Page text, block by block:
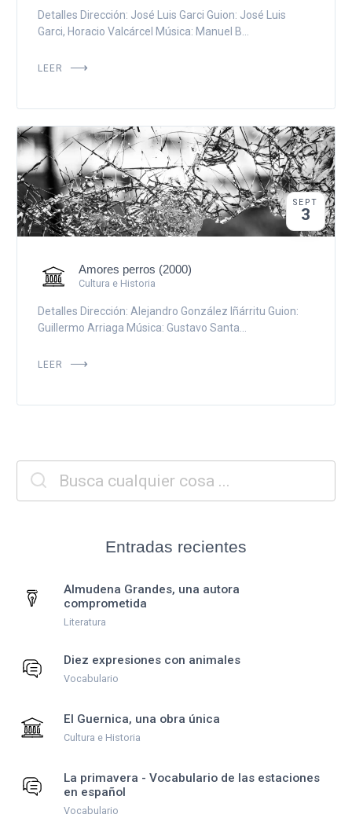
Detalles Dirección: José Luis Garci Guion: José Luis
Garci, Horacio Valcárcel Música: Manuel B...
LEER
SEPT
3
Amores perros (2000)
Cultura e Historia
Detalles Dirección: Alejandro González Iñárritu Guion:
Guillermo Arriaga Música: Gustavo Santa...
LEER
Entradas recientes
Almudena Grandes, una autora
comprometida
Literatura
Diez expresiones con animales
Vocabulario
El Guernica, una obra única
Cultura e Historia
La primavera - Vocabulario de las estaciones
en español
Vocabulario